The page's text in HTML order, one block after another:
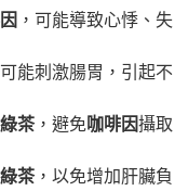
，可能導致心悸、失
能刺激腸胃，引起不
綠茶，避免咖啡因攝取
綠茶，以免增加肝臟負